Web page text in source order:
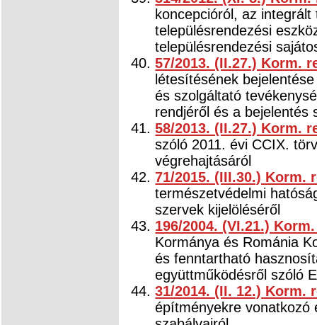
koncepcióról, az
településrendezési
településrendezési
57/2013. (II.27.) Korm.
létesítésének
és szolgáltató
rendjéről és a bejelentés
58/2013. (II.27.) Korm.
szóló 2011. évi CCIX.
végrehajtásáról
71/2015. (III.30.) Korm.
természetvédelmi
szervek kijelöléséről
196/2004. (VI.21.)
Kormánya és Románia
és fenntartható
együttműködésről szóló
31/2014. (II. 12.) Korm.
építményekre vonatkozó